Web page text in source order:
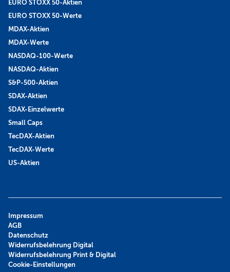
EURO STOXX 50-Aktien
EURO STOXX 50-Werte
MDAX-Aktien
MDAX-Werte
NASDAQ-100-Werte
NASDAQ-Aktien
S&P-500-Aktien
SDAX-Aktien
SDAX-Einzelwerte
Small Caps
TecDAX-Aktien
TecDAX-Werte
US-Aktien
Impressum
AGB
Datenschutz
Widerrufsbelehrung Digital
Widerrufsbelehrung Print & Digital
Cookie-Einstellungen